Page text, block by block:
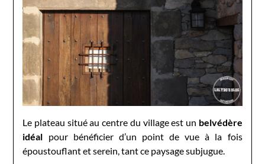
Le plateau situé au centre du village est un belvédère
idéal pour bénéficier d’un point de vue à la fois
époustouflant et serein, tant ce paysage subjugue.